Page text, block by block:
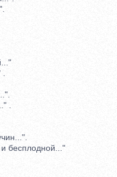
.
бесплодной..."